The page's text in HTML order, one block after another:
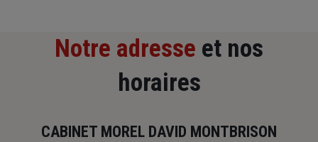
Notre adresse et nos
horaires
CABINET MOREL DAVID MONTBRISON